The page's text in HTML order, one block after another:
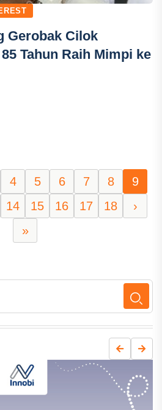
Gerobak Cilok
Tahun Raih Mimpi ke
4 5 6 7 8
9
14 15 16 17 18
›
»